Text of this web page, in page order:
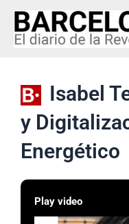
contenido
Isabel
y
Energético
Play video